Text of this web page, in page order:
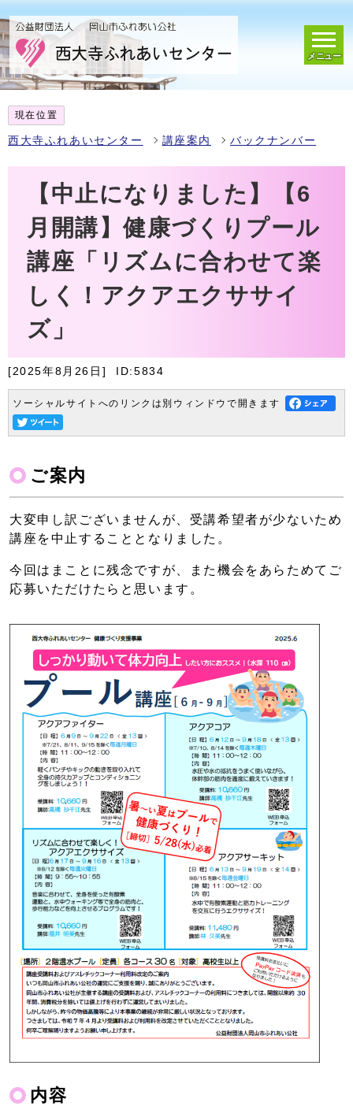
メニュー
現在位置
西大寺ふれあいセンター 講座案内 バックナンバー
【中止になりました】【6
月開講】健康づくりプール
講座「リズムに合わせて楽
しく！アクアエクササイ
ズ」
[2025年8月26日] ID:5834
ソーシャルサイトへのリンクは別ウィンドウで開きます
ご案内
大変申し訳ございませんが、受講希望者が少ないため
講座を中止することとなりました。
今回はまことに残念ですが、また機会をあらためてご
応募いただけたらと思います。
内容